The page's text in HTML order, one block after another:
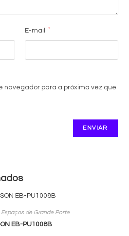
E-mail *
navegador para a próxima vez que
Espaços de Grande Porte
EB-PU1008B